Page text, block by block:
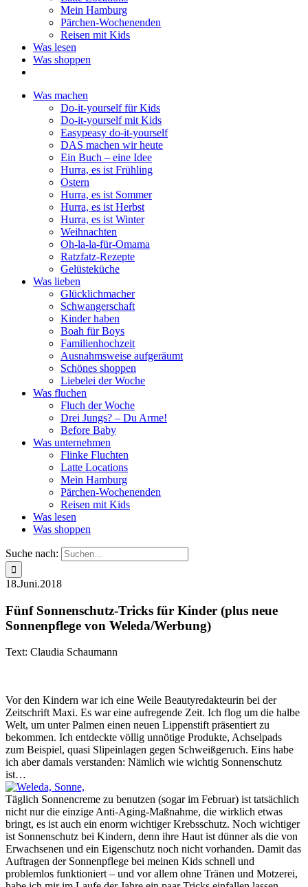
Mein Hamburg
Pärchen-Wochenenden
Reisen mit Kids
Was lesen
Was shoppen
Was machen
Do-it-yourself für Kids
Do-it-yourself mit Kids
Easypeasy do-it-yourself
DAS machen wir heute
Ein Buch – eine Idee
Hurra, es ist Frühling
Ostern
Hurra, es ist Sommer
Hurra, es ist Herbst
Hurra, es ist Winter
Weihnachten
Oh-la-la-für-Omama
Ratzfatz-Rezepte
Gelüsteküche
Was lieben
Glücklichmacher
Schwangerschaft
Kinder haben
Boah für Boys
Familienhochzeit
Ausnahmsweise aufgeräumt
Schönes shoppen
Liebelei der Woche
Was fluchen
Fluch der Woche
Drei Jungs? – Du Arme!
Before Baby
Was unternehmen
Flinke Fluchten
Latte Locations
Mein Hamburg
Pärchen-Wochenenden
Reisen mit Kids
Was lesen
Was shoppen
Suche nach:
18.Juni.2018
Fünf Sonnenschutz-Tricks für Kinder (plus neue
Sonnenpflege von Weleda/Werbung)
Text: Claudia Schaumann
Vor den Kindern war ich eine Weile Beautyredakteurin bei der
Zeitschrift Maxi. Es war eine aufregende Zeit. Ich flog um die halbe
Welt, um unter Palmen einen neuen Lippenstift präsentiert zu
bekommen. Ich entdeckte völlig unnötige Produkte, Achselpads
zum Beispiel, quasi Slipeinlagen gegen Schweißgeruch. Eins habe
ich aber damals verstanden: Nämlich wie wichtig Sonnenschutz
ist…
Täglich Sonnencreme zu benutzen (sogar im Februar) ist tatsächlich
nicht nur die einzige Anti-Aging-Maßnahme, die wirklich etwas
bringt, es ist auch ein enorm wichtiger Krebsschutz. Noch wichtiger
ist Sonnenschutz bei Kindern, denn ihre Haut ist dünner als die von
Erwachsenen und ein Eigenschutz noch nicht vorhanden. Damit das
Auftragen der Sonnenpflege bei meinen Kids schnell und
problemlos funktioniert – und vor allem ohne Tränen und Motzerei,